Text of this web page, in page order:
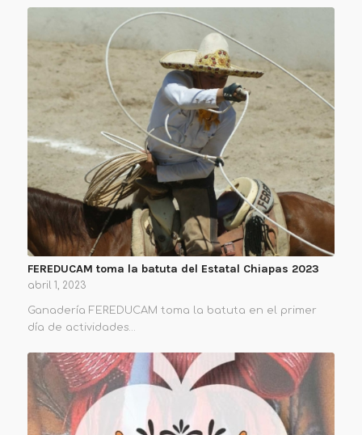
FEREDUCAM toma la batuta del Estatal Chiapas 2023
abril 1, 2023
Ganadería FEREDUCAM toma la batuta en el primer
día de actividades…